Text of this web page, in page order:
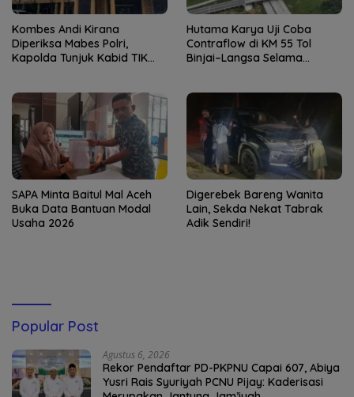
Kombes Andi Kirana
Diperiksa Mabes Polri,
Kapolda Tunjuk Kabid TIK
Hutama Karya Uji Coba
Contraflow di KM 55 Tol
Binjai–Langsa Selama
SAPA Minta Baitul Mal Aceh
Buka Data Bantuan Modal
Usaha 2026
Digerebek Bareng Wanita
Lain, Sekda Nekat Tabrak
Adik Sendiri!
Popular Post
Agustus 6, 2026
Rekor Pendaftar PD-PKPNU Capai 607, Abiya
Yusri Rais Syuriyah PCNU Pijay: Kaderisasi